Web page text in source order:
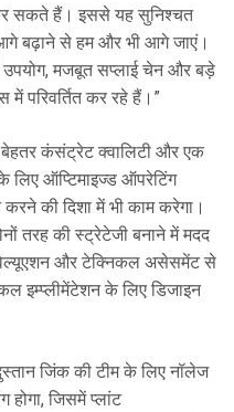
सकते हैं। इससे यह सुनिश्चत
बढ़ाने से हम और भी आगे जाएं।
उपयोग, मजबूत सप्लाई चेन और बड़े
परिवर्तित कर रहे हैं।”
कंसंट्रेट क्वालिटी और एक
ऑप्टिमाइज्ड ऑपरेटिंग
की दिशा में भी काम करेगा।
तरह की स्ट्रेटेजी बनाने में मदद
इवैल्यूएशन और टेक्निकल असेसमेंट से
इम्प्लीमेंटेशन के लिए डिजाइन
जिंक की टीम के लिए नॉलेज
जिसमें प्लांट